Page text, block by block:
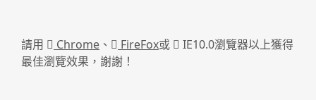
請用 Chrome 、 FireFox或
IE10.0瀏覽器以上獲得
最佳瀏覽效果，謝謝！